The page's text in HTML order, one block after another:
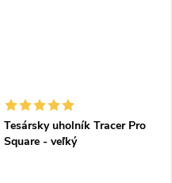
Tesársky uholník Tracer Pro
Square - veľký